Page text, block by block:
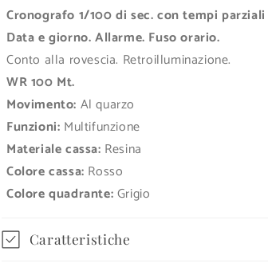
n
u
t
o
c
o
m
r
Cronografo 1/100 di sec. con tempi
Data e giorno. Allarme. Fuso orario.
Conto alla rovescia. Retroilluminazione.
WR 100 Mt.
Movimento: Al quarzo
Funzioni: Multifunzione
Materiale cassa: Resina
Colore cassa: Rosso
Colore quadrante:Grigio
Caratteristiche